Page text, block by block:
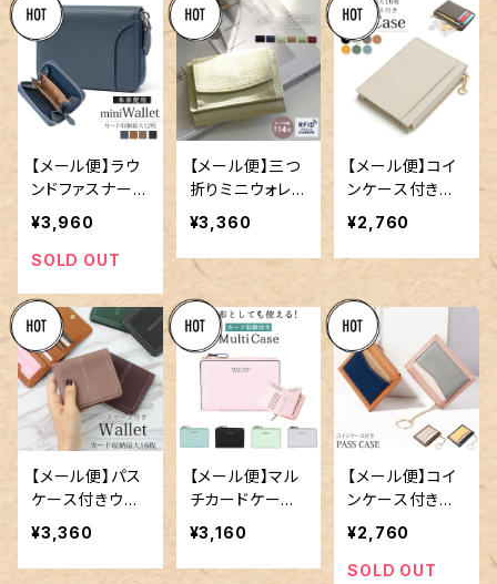
【メール便】ラウ
ンドファスナーミ
ニウォレット／c
ard138
¥3,960
SOLD OUT
【メール便】三つ
折りミニウォレッ
ト／card128
¥3,360
【メール便】コイ
ンケース付きカ
ードケース／ca
rd133
¥2,760
【メール便】パス
ケース付きウォ
レット／card117
¥3,360
【メール便】マル
チカードケース
／card094
¥3,160
【メール便】コイ
ンケース付きカ
ードケース／ca
rd097
¥2,760
SOLD OUT